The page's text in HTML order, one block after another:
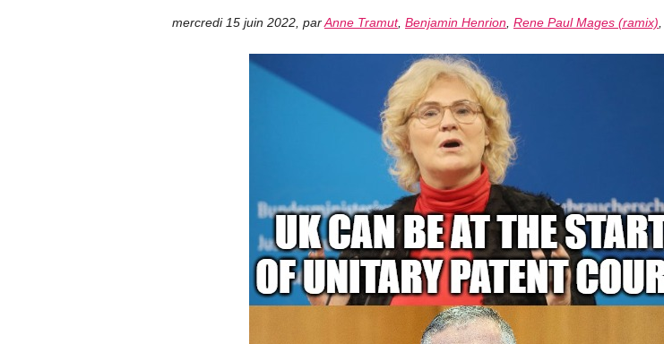
mercredi 15 juin 2022 parAnne Tramut, Benjamin Henrion Rene Paul Mages (ramix)